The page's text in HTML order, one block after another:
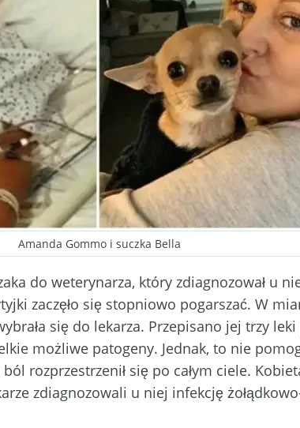
Amanda Gommo i suczka Bella
do weterynarza, który zdiagnozował u
zaczęło się stopniowo pogarszać. W
się do lekarza. Przepisano jej trzy
możliwe patogeny. Jednak, to nie
rozprzestrzenił się po całym ciele.
zdiagnozowali u niej infekcję